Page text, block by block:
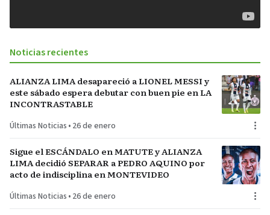
Noticias recientes
ALIANZA LIMA desapareció a LIONEL MESSI y
este sábado espera debutar con buen pie en LA
INCONTRASTABLE
Últimas Noticias • 26 de enero
Sigue el ESCÁNDALO en MATUTE y ALIANZA
LIMA decidió SEPARAR a PEDRO AQUINO por
acto de indisciplina en MONTEVIDEO
Últimas Noticias • 26 de enero